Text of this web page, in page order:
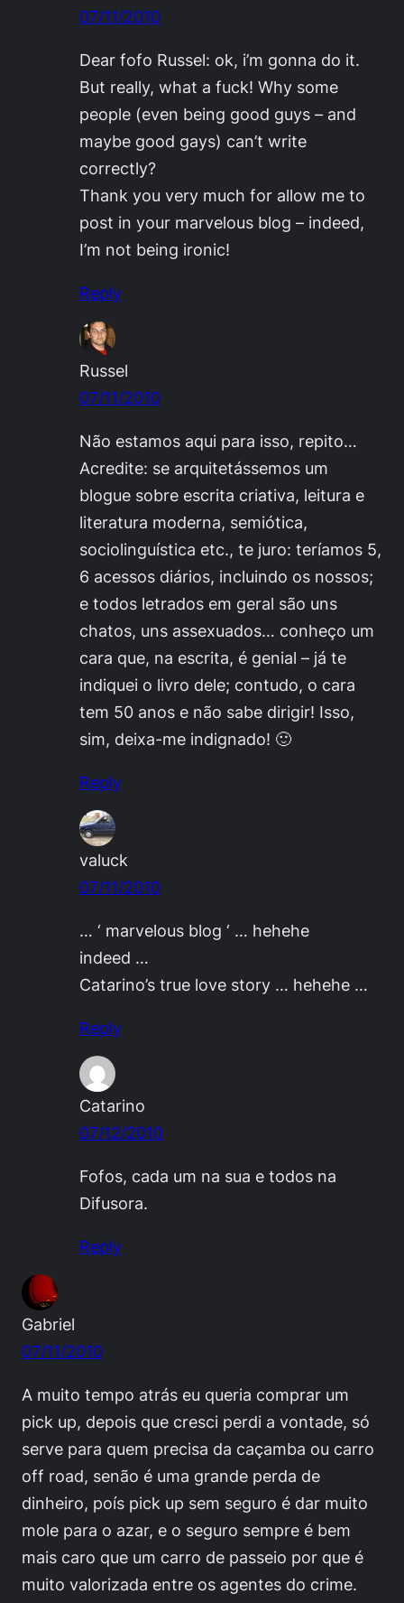
07/11/2010
Dear fofo Russel: ok, i’m gonna do it.
But really, what a fuck! Why some
people (even being good guys – and
maybe good gays) can’t write
correctly?
Thank you very much for allow me to
post in your marvelous blog – indeed,
I’m not being ironic!
Reply
Russel
07/11/2010
Não estamos aqui para isso, repito…
Acredite: se arquitetássemos um
blogue sobre escrita criativa, leitura e
literatura moderna, semiótica,
sociolinguística etc., te juro: teríamos 5,
6 acessos diários, incluindo os nossos;
e todos letrados em geral são uns
chatos, uns assexuados… conheço um
cara que, na escrita, é genial – já te
indiquei o livro dele; contudo, o cara
tem 50 anos e não sabe dirigir! Isso,
sim, deixa-me indignado! 🙂
Reply
valuck
07/11/2010
… ‘ marvelous blog ‘ … hehehe
indeed …
Catarino’s true love story … hehehe …
Reply
Catarino
07/12/2010
Fofos, cada um na sua e todos na
Difusora.
Reply
Gabriel
07/11/2010
A muito tempo atrás eu queria comprar um
pick up, depois que cresci perdi a vontade, só
serve para quem precisa da caçamba ou carro
off road, senão é uma grande perda de
dinheiro, poís pick up sem seguro é dar muito
mole para o azar, e o seguro sempre é bem
mais caro que um carro de passeio por que é
muito valorizada entre os agentes do crime.